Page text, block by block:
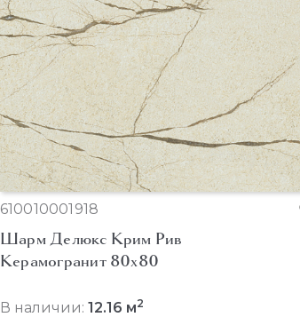
610010001918
Шарм Делюкс Крим Рив
Керамогранит 80x80
В наличии: 12.16 м2